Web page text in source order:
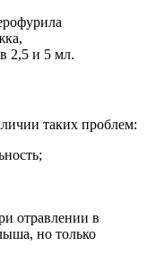
2,5 и 5 мл.
таких проблем:
отравлении в
но только